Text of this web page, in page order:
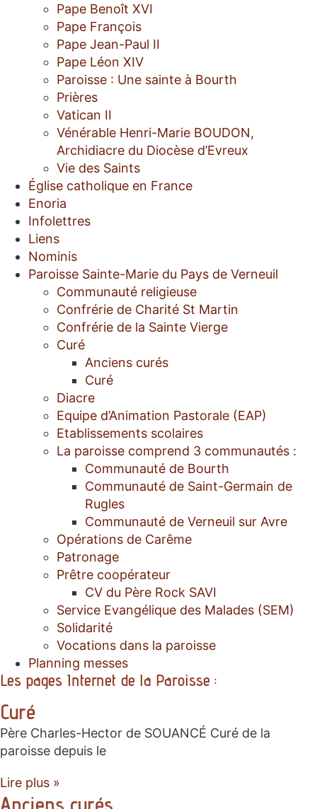
Pape Benoît XVI
Pape François
Pape Jean-Paul II
Pape Léon XIV
Paroisse : Une sainte à Bourth
Prières
Vatican II
Vénérable Henri-Marie BOUDON,
Archidiacre du Diocèse d’Evreux
Vie des Saints
Église catholique en France
Enoria
Infolettres
Liens
Nominis
Paroisse Sainte-Marie du Pays de Verneuil
Communauté religieuse
Confrérie de Charité St Martin
Confrérie de la Sainte Vierge
Curé
Anciens curés
Curé
Diacre
Equipe d’Animation Pastorale (EAP)
Etablissements scolaires
La paroisse comprend 3 communautés :
Communauté de Bourth
Communauté de Saint-Germain de
Rugles
Communauté de Verneuil sur Avre
Opérations de Carême
Patronage
Prêtre coopérateur
CV du Père Rock SAVI
Service Evangélique des Malades (SEM)
Solidarité
Vocations dans la paroisse
Planning messes
Les pages Internet de la Paroisse :
Curé
Père Charles-Hector de SOUANCÉ Curé de la
paroisse depuis le
Lire plus »